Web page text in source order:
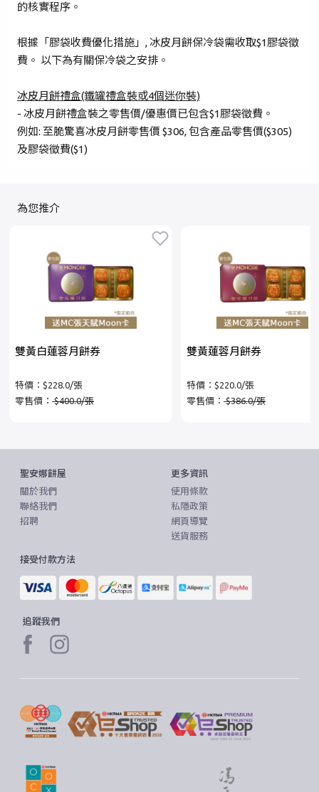
的核實程序。
根據「膠袋收費優化措施」, 冰皮月餅保冷袋需收取$1膠袋徵
費。 以下為有關保冷袋之安排。
冰皮月餅禮盒(鐵罐禮盒裝或4個迷你裝)
- 冰皮月餅禮盒裝之零售價/優惠價已包含$1膠袋徵費。
例如: 至脆驚喜冰皮月餅零售價 $306, 包含產品零售價($305)
及膠袋徵費($1)
為您推介
雙黃白蓮蓉月餅券
特價：$228.0/張
零售價： $400.0/張
雙黃蓮蓉月餅券
特價：$220.0/張
零售價：$386.0/張
聖安娜餅屋
關於我們
聯絡我們
招聘
更多資訊
使用條款
私隱政策
網頁導覽
送貨服務
接受付款方法
追蹤我們